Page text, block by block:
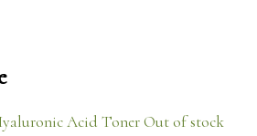
Out of stock